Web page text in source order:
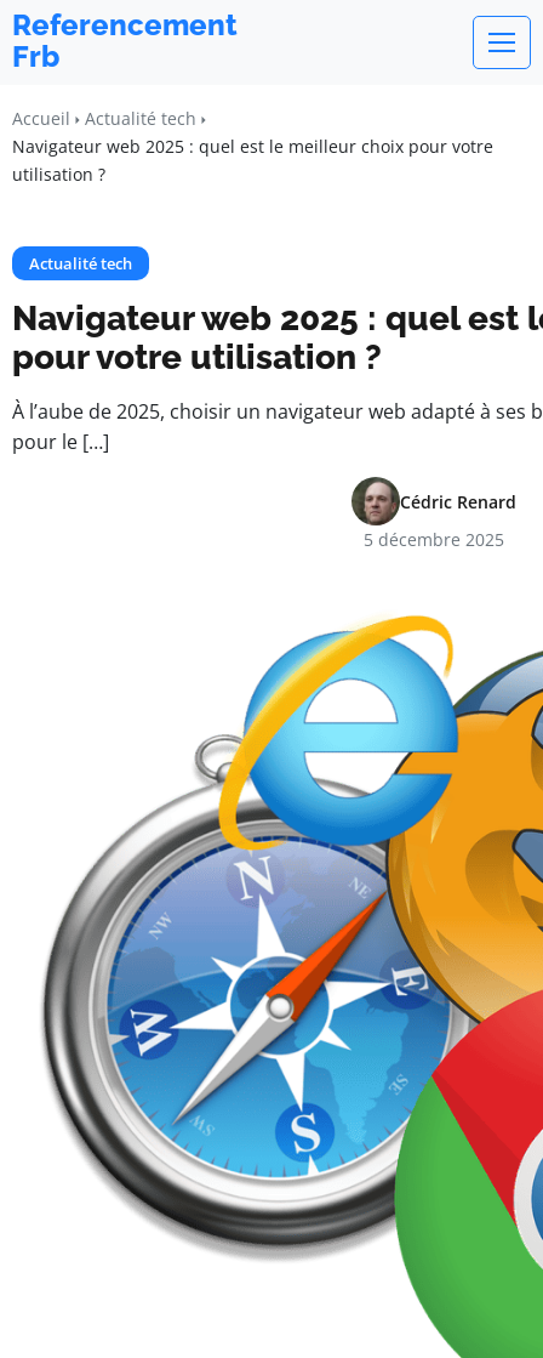
Referencement
Frb
Accueil
Actualité tech
Navigateur web 2025 : quel est le meilleur choix pour votre
utilisation ?
Actualité tech
Navigateur web 2025 : quel est
pour votre utilisation ?
À l’aube de 2025, choisir un navigateur web adapté à
pour le […]
Cédric Renard
5 décembre 2025